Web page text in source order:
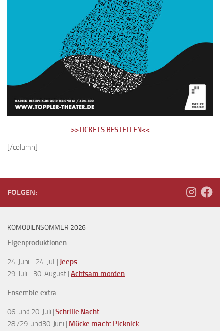
>>TICKETS BESTELLEN<<
[/column]
FOLGEN:
KOMÖDIENSOMMER 2026
Eigenproduktionen
24. Juni - 24. Juli | Jeeps
29. Juli - 30. August | Achtsam morden
Ensemble extra
06. und 20. Juli | Schrille Nacht
28./29. und30. Juni | Mücke macht Picknick